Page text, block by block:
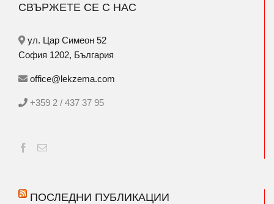
СВЪРЖЕТЕ СЕ С НАС
ул. Цар Симеон 52
София 1202, България
office@lekzema.com
+359 2 / 437 37 95
ПОСЛЕДНИ ПУБЛИКАЦИИ